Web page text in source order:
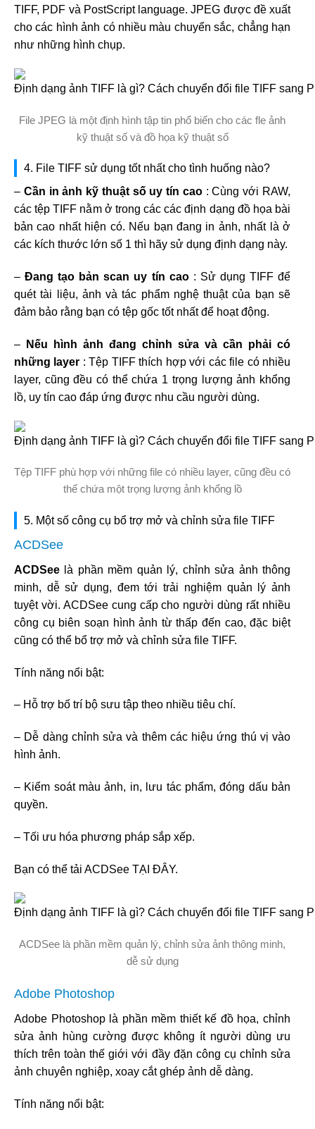
TIFF, PDF và PostScript language. JPEG được đề xuất
cho các hình ảnh có nhiều màu chuyển sắc, chẳng hạn
như những hình chụp.
File JPEG là một định hình tập tin phổ biến cho các fle ảnh
kỹ thuật số và đồ họa kỹ thuật số
4. File TIFF sử dụng tốt nhất cho tình huống nào?
– Cần in ảnh kỹ thuật số uy tín cao : Cùng với RAW,
các tệp TIFF nằm ở trong các các định dạng đồ họa bài
bản cao nhất hiện có. Nếu bạn đang in ảnh, nhất là ở
các kích thước lớn số 1 thì hãy sử dụng định dạng này.
–Đang tạo bản scan uy tín cao : Sử dụng TIFF để
quét tài liệu, ảnh và tác phẩm nghệ thuật của bạn sẽ
đảm bảo rằng bạn có tệp gốc tốt nhất để hoạt động.
–
Nếu hình ảnh đang chỉnh sửa và cần phải có
những layer : Tệp TIFF thích hợp với các file có nhiều
layer, cũng đều có thể chứa 1 trọng lượng ảnh khổng
lồ, uy tín cao đáp ứng được nhu cầu người dùng.
Tệp TIFF phù hợp với những file có nhiều layer, cũng đều có
thể chứa một trọng lượng ảnh khổng lồ
5. Một số công cụ bổ trợ mở và chỉnh sửa file TIFF
ACDSee
ACDSee là phần mềm quản lý, chỉnh sửa ảnh thông
minh, dễ sử dụng, đem tới trải nghiệm quản lý ảnh
tuyệt vời. ACDSee cung cấp cho người dùng rất nhiều
công cụ biên soạn hình ảnh từ thấp đến cao, đặc biệt
cũng có thể bổ trợ mở và chỉnh sửa file TIFF.
Tính năng nổi bật:
– Hỗ trợ bố trí bộ sưu tập theo nhiều tiêu chí.
– Dễ dàng chỉnh sửa và thêm các hiệu ứng thú vị vào
hình ảnh.
– Kiểm soát màu ảnh, in, lưu tác phẩm, đóng dấu bản
quyền.
– Tối ưu hóa phương pháp sắp xếp.
Bạn có thể tải ACDSee TẠI ĐÂY.
ACDSee là phần mềm quản lý, chỉnh sửa ảnh thông minh,
dễ sử dụng
Adobe Photoshop
Adobe Photoshop là phần mềm thiết kế đồ họa, chỉnh
sửa ảnh hùng cường được không ít người dùng ưu
thích trên toàn thế giới với đầy đặn công cụ chỉnh sửa
ảnh chuyên nghiệp, xoay cắt ghép ảnh dễ dàng.
Tính năng nổi bật: